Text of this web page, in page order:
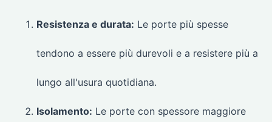
Resistenza e durata: Le porte più spesse
tendono a essere più durevoli e a resistere più a
lungo all'usura quotidiana.
Isolamento: Le porte con spessore maggiore